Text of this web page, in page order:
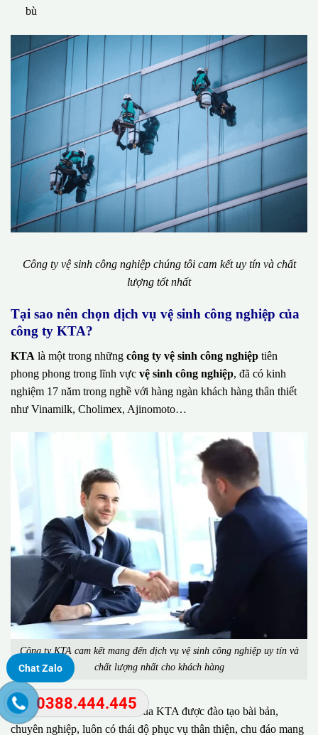
bù
Công ty vệ sinh công nghiệp chúng tôi cam kết uy tín và chất
lượng tốt nhất
Tại sao nên chọn dịch vụ vệ sinh công nghiệp của
công ty KTA?
KTA là một trong những công ty vệ sinh công nghiệp tiên
phong phong trong lĩnh vực vệ sinh công nghiệp, đã có kinh
nghiệm 17 năm trong nghề với hàng ngàn khách hàng thân thiết
như Vinamilk, Cholimex, Ajinomoto…
Công ty KTA cam kết mang đến dịch vụ vệ sinh công nghiệp uy tín và
chất lượng nhất cho khách hàng
Đặc biệt, đội ngũ nhân viên của KTA được đào tạo bài bản,
chuyên nghiệp, luôn có thái độ phục vụ thân thiện, chu đáo mang
Chat Zalo
0388.444.445